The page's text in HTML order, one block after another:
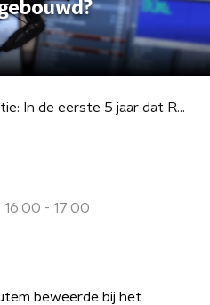
Feit of Fictie: In de eerste 5 jaar dat Rutte premier was, zijn er de minste huizen gebouwd?
- 17:00
beweerde bij het